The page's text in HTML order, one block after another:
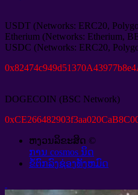
USDT (Networks: ERC20,
Etherium (Networks: Etherium,
USDC (Networks: ERC20,
0
DOGECOIN (BSC Network)
0
ຫງວນລິຂະສິດ ©
ການ cosmos ນິດ
ຂໍ້ຕົກລົງຊ່ອງທັງຫມົດ